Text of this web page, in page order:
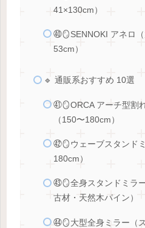
41×130cm）
㊵🪞SENNOKI アネロ
53cm）
🔹 通販系おすすめ 10選
㊶🪞ORCA アーチ型割
（150〜180cm）
㊷🪞ウェーブスタンド
180cm）
㊸🪞全身スタンドミラ
古材・天然木パイン）
㊹🪞大型全身ミラー（